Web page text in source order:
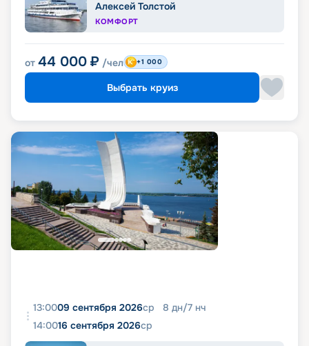
Алексей Толстой
КОМФОРТ
от 44 000 ₽ /чел +1 000
Выбрать круиз
13:0009 сентября 2026ср 8 дн/7 нч
14:0016 сентября 2026ср